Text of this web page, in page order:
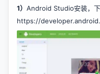
1） Android Studio安装，
https://